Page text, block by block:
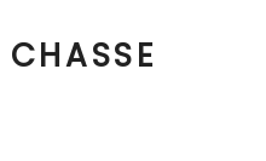
CHASSE